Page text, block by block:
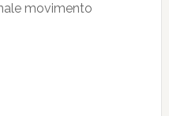
movimento